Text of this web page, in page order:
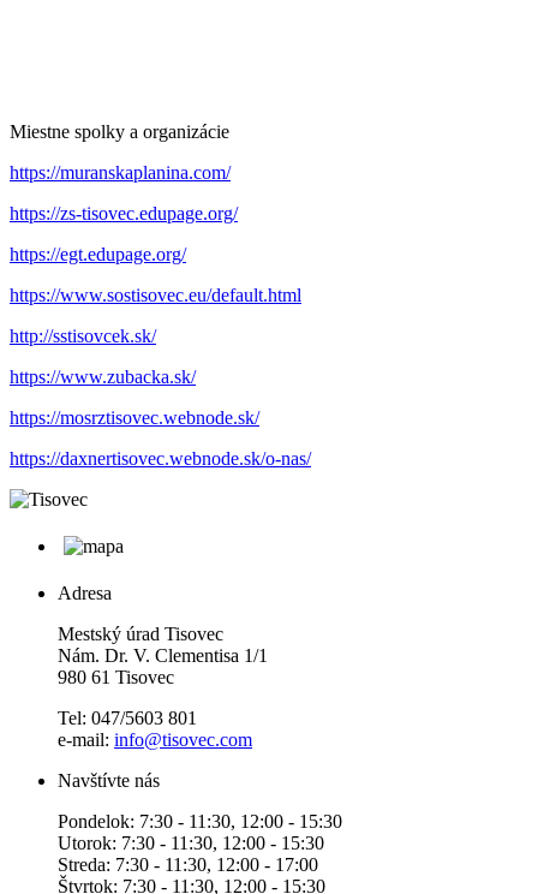
Miestne spolky a organizácie
https://muranskaplanina.com/
https://zs-tisovec.edupage.org/
https://egt.edupage.org/
https://www.sostisovec.eu/default.html
http://sstisovcek.sk/
https://www.zubacka.sk/
https://mosrztisovec.webnode.sk/
https://daxnertisovec.webnode.sk/o-nas/
Adresa
Mestský úrad Tisovec
Nám. Dr. V. Clementisa 1/1
980 61 Tisovec
Tel: 047/5603 801
e-mail: info@tisovec.com
Navštívte nás
Pondelok: 7:30 - 11:30, 12:00 - 15:30
Utorok: 7:30 - 11:30, 12:00 - 15:30
Streda: 7:30 - 11:30, 12:00 - 17:00
Štvrtok: 7:30 - 11:30, 12:00 - 15:30